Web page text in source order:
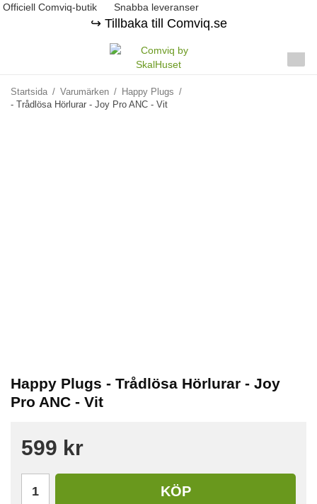
Officiell Comviq-butik Snabba leveranser
↪️ Tillbaka till Comviq.se
Startsida / Varumärken / Happy Plugs /
- Trådlösa Hörlurar - Joy Pro ANC - Vit
Happy Plugs - Trådlösa Hörlurar - Joy
Pro ANC - Vit
599 kr
KÖP